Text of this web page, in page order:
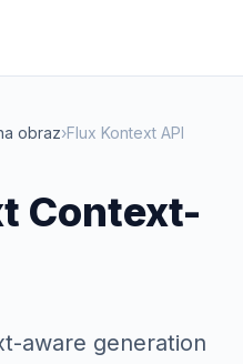
obraz›Flux Kontext API
Context-
aware generation